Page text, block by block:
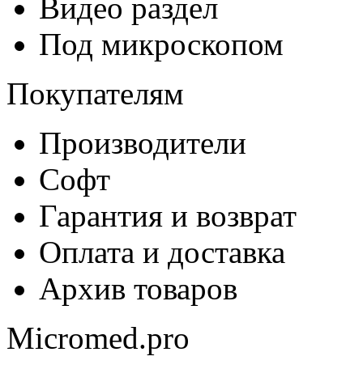
Видео раздел
Под микроскопом
Покупателям
Производители
Софт
Гарантия и возврат
Оплата и доставка
Архив товаров
Micromed.pro